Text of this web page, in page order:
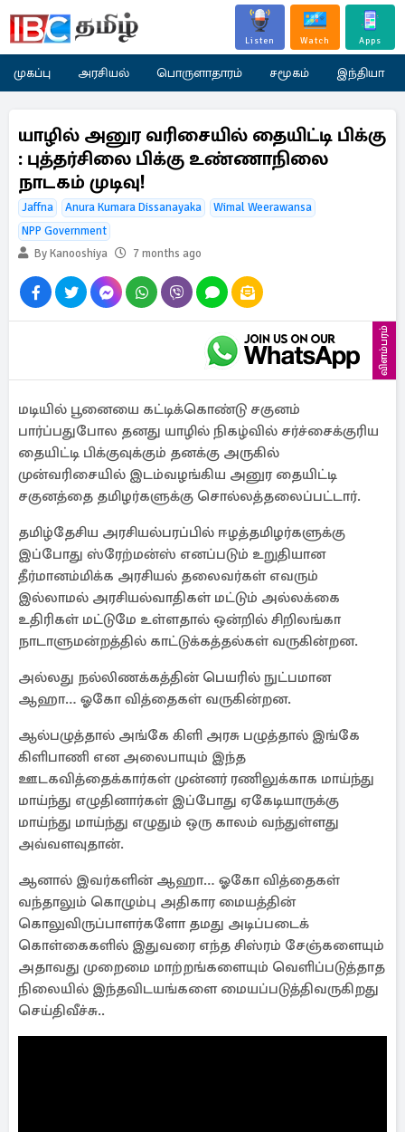
Listen Watch Apps
முகப்பு அரசியல் பொருளாதாரம் சமூகம் இந்தியா
யாழில் அனுர வரிசையில் தையிட்டி பிக்கு
: புத்தர்சிலை பிக்கு உண்ணாநிலை
நாடகம் முடிவு!
Jaffna Anura Kumara Dissanayaka
Wimal Weerawansa
NPP Government
By Kanooshiya
7 months ago
விளம்பரம்
மடியில் பூனையை கட்டிக்கொண்டு சகுனம்
பார்ப்பதுபோல தனது யாழில் நிகழ்வில் சர்ச்சைக்குரிய
தையிட்டி பிக்குவுக்கும் தனக்கு அருகில்
முன்வரிசையில் இடம்வழங்கிய அனுர தையிட்டி
சகுனத்தை தமிழர்களுக்கு சொல்லத்தலைப்பட்டார்.
தமிழ்தேசிய அரசியல்பரப்பில் ஈழத்தமிழர்களுக்கு
இப்போது ஸ்ரேற்மன்ஸ் எனப்படும் உறுதியான
தீர்மானம்மிக்க அரசியல் தலைவர்கள் எவரும்
இல்லாமல் அரசியல்வாதிகள் மட்டும் அல்லக்கை
உதிரிகள் மட்டுமே உள்ளதால் ஒன்றில் சிறிலங்கா
நாடாளுமன்றத்தில் காட்டுக்கத்தல்கள் வருகின்றன.
அல்லது நல்லிணக்கத்தின் பெயரில் நுட்பமான
ஆஹா… ஓகோ வித்தைகள் வருகின்றன.
ஆல்பழுத்தால் அங்கே கிளி அரசு பழுத்தால் இங்கே
கிளிபாணி என அலைபாயும் இந்த
ஊடகவித்தைக்கார்கள் முன்னர் ரணிலுக்காக மாய்ந்து
மாய்ந்து எழுதினார்கள் இப்போது ஏகேடியாருக்கு
மாய்ந்து மாய்ந்து எழுதும் ஒரு காலம் வந்துள்ளது
அவ்வளவுதான்.
ஆனால் இவர்களின் ஆஹா… ஓகோ வித்தைகள்
வந்தாலும் கொழும்பு அதிகார மையத்தின்
கொலுவிருப்பாளர்களோ தமது அடிப்படைக்
கொள்கைகளில் இதுவரை எந்த சிஸ்ரம் சேஞ்களையும்
அதாவது முறைமை மாற்றங்களையும் வெளிப்படுத்தாத
நிலையில் இந்தவிடயங்களை மையப்படுத்திவருகிறது
செய்திவீச்சு..